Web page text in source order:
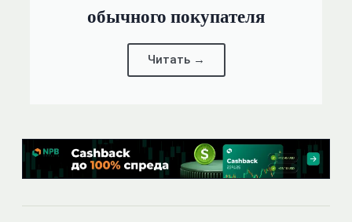
обычного покупателя
Читать →